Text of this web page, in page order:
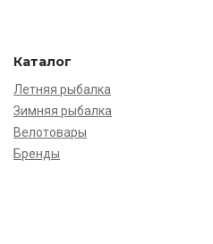
Каталог
Летняя рыбалка
Зимняя рыбалка
Велотовары
Бренды